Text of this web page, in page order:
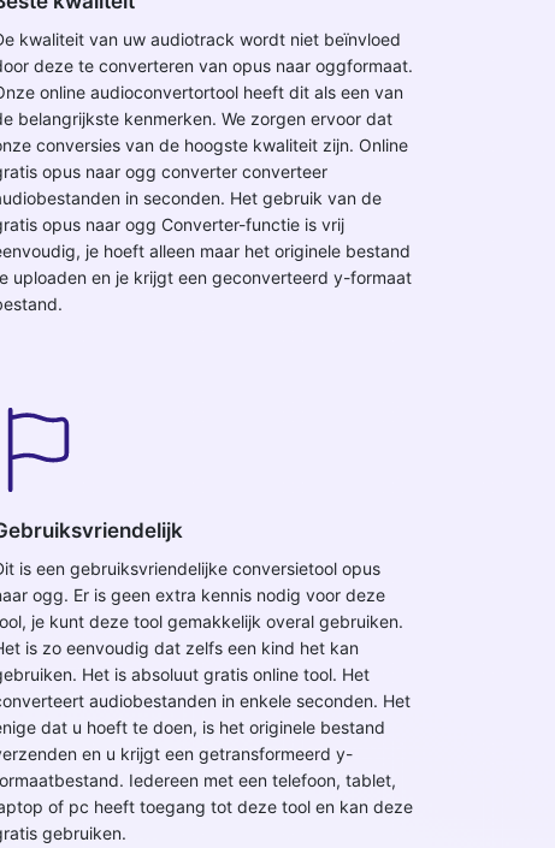
kwaliteit van uw audiotrack wordt niet beïnvloed
deze te converteren van opus naar oggformaat.
online audioconvertortool heeft dit als een van
belangrijkste kenmerken. We zorgen ervoor dat
conversies van de hoogste kwaliteit zijn. Online
opus naar ogg converter converteer
in seconden. Het gebruik van de
opus naar ogg Converter-functie is vrij
je hoeft alleen maar het originele bestand
uploaden en je krijgt een geconverteerd y-formaat
is een gebruiksvriendelijke conversietool opus
ogg. Er is geen extra kennis nodig voor deze
je kunt deze tool gemakkelijk overal gebruiken.
is zo eenvoudig dat zelfs een kind het kan
Het is absoluut gratis online tool. Het
audiobestanden in enkele seconden. Het
dat u hoeft te doen, is het originele bestand
en u krijgt een getransformeerd y-
Iedereen met een telefoon, tablet,
of pc heeft toegang tot deze tool en kan deze
gebruiken.